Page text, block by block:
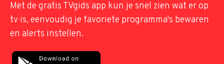
Met de gratis TVgids app kun je snel zien wat er op
tv is, eenvoudig je favoriete programma's bewaren
en alerts instellen.